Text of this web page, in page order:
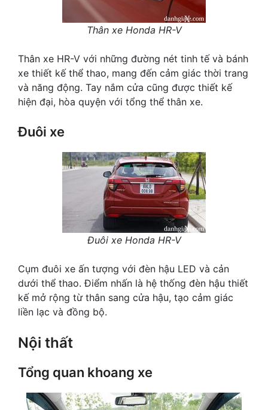
Thân xe Honda HR-V
Thân xe HR-V với những đường nét tinh tế và bánh
xe thiết kế thể thao, mang đến cảm giác thời trang
và năng động. Tay nắm cửa cũng được thiết kế
hiện đại, hòa quyện với tổng thể thân xe.
Đuôi xe
Đuôi xe Honda HR-V
Cụm đuôi xe ấn tượng với đèn hậu LED và cản
dưới thể thao. Điểm nhấn là hệ thống đèn hậu thiết
kế mở rộng từ thân sang cửa hậu, tạo cảm giác
liền lạc và đồng bộ.
Nội thất
Tổng quan khoang xe